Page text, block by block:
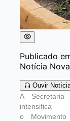
Publicado
Notícia Nova
Ouvir
A
o Movimento